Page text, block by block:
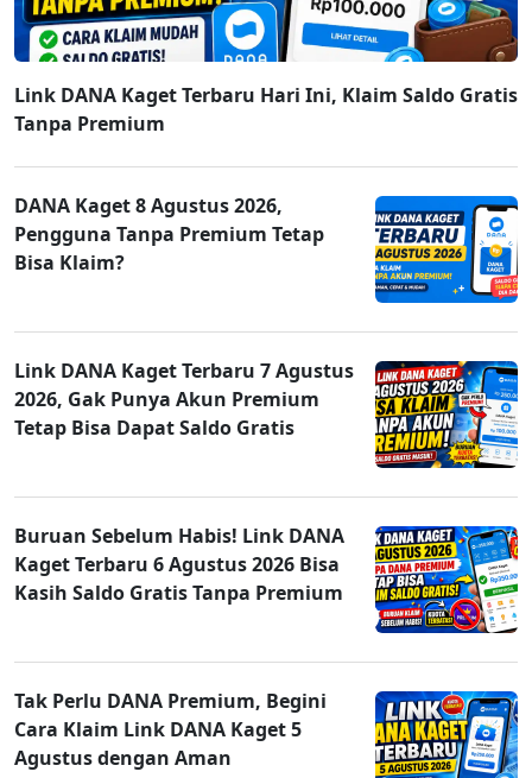
Link DANA Kaget Terbaru Hari Ini, Klaim Saldo Gratis
Tanpa Premium
DANA Kaget 8 Agustus 2026,
Pengguna Tanpa Premium Tetap
Bisa Klaim?
Link DANA Kaget Terbaru 7 Agustus
2026, Gak Punya Akun Premium
Tetap Bisa Dapat Saldo Gratis
Buruan Sebelum Habis! Link DANA
Kaget Terbaru 6 Agustus 2026 Bisa
Kasih Saldo Gratis Tanpa Premium
Tak Perlu DANA Premium, Begini
Cara Klaim Link DANA Kaget 5
Agustus dengan Aman